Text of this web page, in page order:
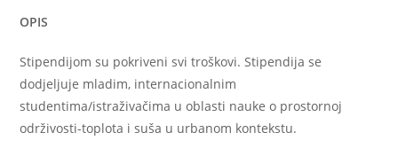
OPIS
Stipendijom su pokriveni svi troškovi. Stipendija se
dodjeljuje mladim, internacionalnim
studentima/istraživačima u oblasti nauke o prostornoj
održivosti-toplota i suša u urbanom kontekstu.